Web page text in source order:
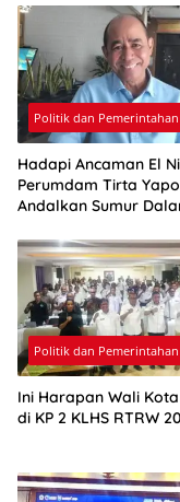
Politik dan Pemerintahan
Hadapi Ancaman El
Perumdam Tirta
Andalkan Sumur
Politik dan Pemerintahan
Ini Harapan Wali
di KP 2 KLHS RTRW